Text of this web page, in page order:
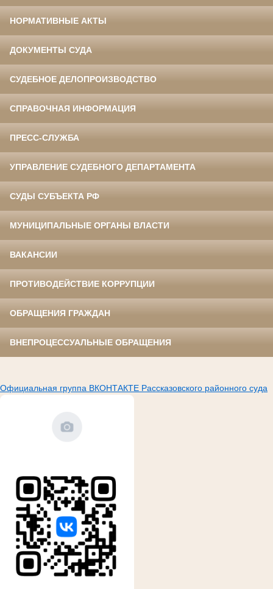
НОРМАТИВНЫЕ АКТЫ
ДОКУМЕНТЫ СУДА
СУДЕБНОЕ ДЕЛОПРОИЗВОДСТВО
СПРАВОЧНАЯ ИНФОРМАЦИЯ
ПРЕСС-СЛУЖБА
УПРАВЛЕНИЕ СУДЕБНОГО ДЕПАРТАМЕНТА
СУДЫ СУБЪЕКТА РФ
МУНИЦИПАЛЬНЫЕ ОРГАНЫ ВЛАСТИ
ВАКАНСИИ
ПРОТИВОДЕЙСТВИЕ КОРРУПЦИИ
ОБРАЩЕНИЯ ГРАЖДАН
ВНЕПРОЦЕССУАЛЬНЫЕ ОБРАЩЕНИЯ
Официальная группа ВКОНТАКТЕ Рассказовского районного суда